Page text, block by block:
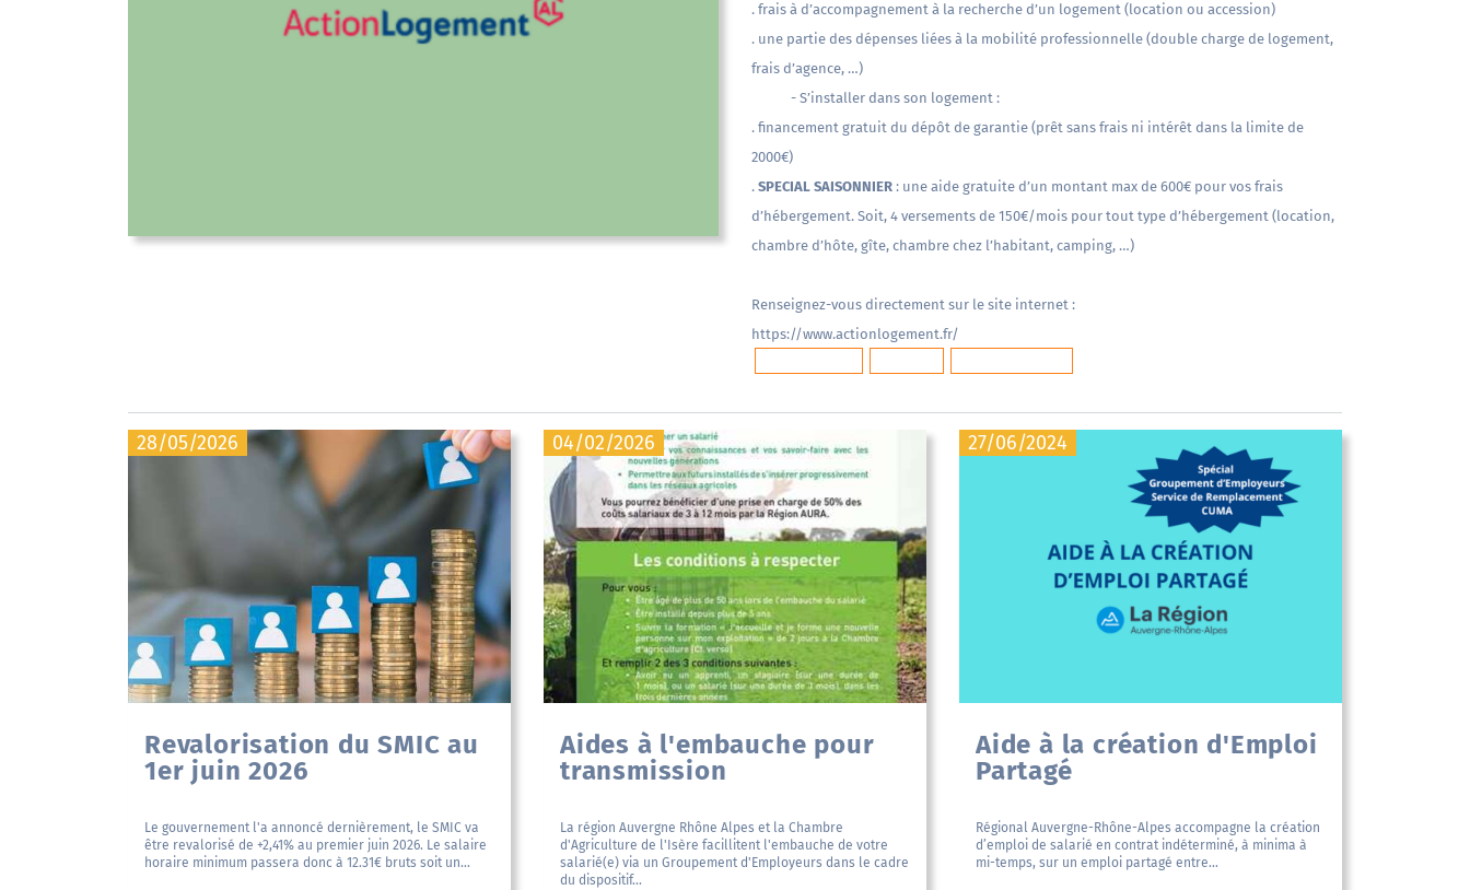
. frais à d’accompagnement à la recherche d’un logement (location ou accession)
. une partie des dépenses liées à la mobilité professionnelle (double charge de logement,
frais d’agence, …)
- S’installer dans son logement :
. financement gratuit du dépôt de garantie (prêt sans frais ni intérêt dans la limite de
2000€)
. SPECIAL SAISONNIER : une aide gratuite d’un montant max de 600€ pour vos frais
d’hébergement. Soit, 4 versements de 150€/mois pour tout type d’hébergement (location,
chambre d’hôte, gîte, chambre chez l’habitant, camping, …)
Renseignez-vous directement sur le site internet :
https://www.actionlogement.fr/
28/05/2026
Revalorisation du SMIC au
1er juin 2026
Le gouvernement l'a annoncé dernièrement, le SMIC va
être revalorisé de +2,41% au premier juin 2026. Le salaire
horaire minimum passera donc à 12.31€ bruts soit un...
04/02/2026
Aides à l'embauche pour
transmission
La région Auvergne Rhône Alpes et la Chambre
d'Agriculture de l'Isère facillitent l'embauche de votre
salarié(e) via un Groupement d'Employeurs dans le cadre
du dispositif...
27/06/2024
Aide à la création d'Emploi
Partagé
Régional Auvergne-Rhône-Alpes accompagne la création
d’emploi de salarié en contrat indéterminé, à minima à
mi-temps, sur un emploi partagé entre...